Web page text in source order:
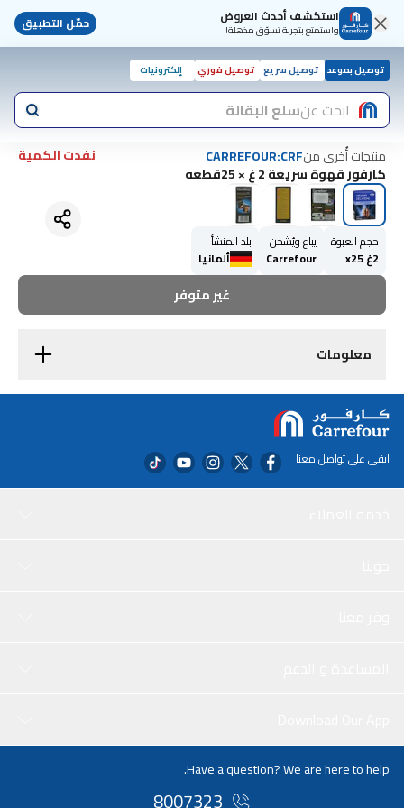
استكشف أحدث العروض
واستمتع بتجربة تسوّق مذهلة! حمّل التطبيق
توصيل بموعد توصيل سريع توصيل فوري إلكترونيات
ابحث عنسلع البقالة
منتجات أُخرى منCARREFOUR:CRF
نفدت الكمية
كارفور قهوة سريعة 2 غ × 25قطعه
حجم العبوة
2غ x25
يباع ويُشحن
Carrefour
بلد المنشأ
ألمانيا
غير متوفر
معلومات
ابقى على تواصل معنا
Have a question? We are here to help.
8007323